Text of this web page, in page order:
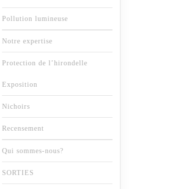
Pollution lumineuse
Notre expertise
Protection de l’hirondelle
Exposition
Nichoirs
Recensement
Qui sommes-nous?
SORTIES